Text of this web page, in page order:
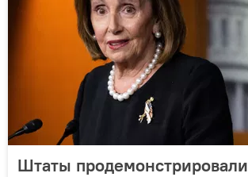
Штаты продемонстрировали